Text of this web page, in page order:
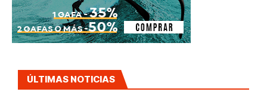
ÚLTIMAS NOTICIAS